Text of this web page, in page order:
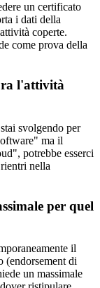
un certificato
i dati della
coperte.
come prova della
l'attività
svolgendo per
ma il
potrebbe esserci
nella
per quel
il
(endorsement di
un massimale